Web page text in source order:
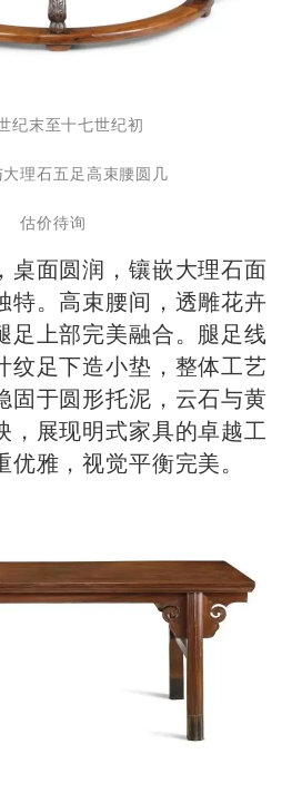
纪末至十七世纪初
理石五足高束腰圆几
估价待询
桌面圆润，镶嵌大理石面
特。高束腰间，透雕花卉
足上部完美融合。腿足线
纹足下造小垫，整体工艺
固于圆形托泥，云石与黄
，展现明式家具的卓越工
雅，视觉平衡完美。